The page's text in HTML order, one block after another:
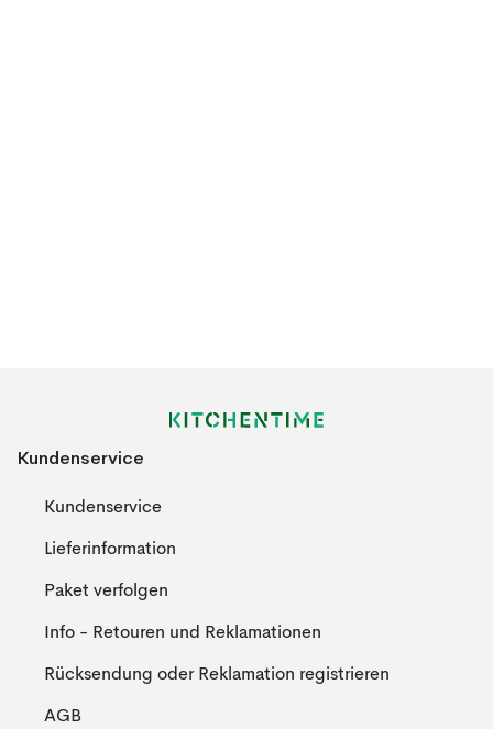
Kundenservice
Kundenservice
Lieferinformation
Paket verfolgen
Info - Retouren und Reklamationen
Rücksendung oder Reklamation registrieren
AGB